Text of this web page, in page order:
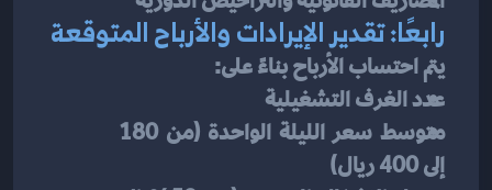
رابعًا: تقدير الإيرادات والأرباح المتوقعة
يتم احتساب الأرباح بناءً على:
عدد الغرف التشغيلية
إلى 400 ريال)